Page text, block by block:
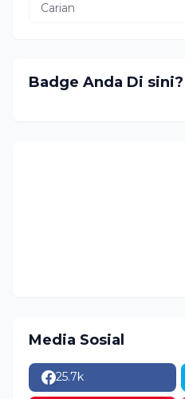
Badge Anda Di sini?
Media Sosial
25.7k